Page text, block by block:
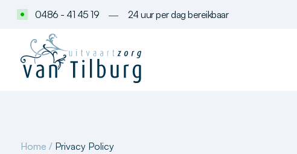
0486 - 41 45 19 ― 24 uur per dag bereikbaar
Home / Privacy Policy